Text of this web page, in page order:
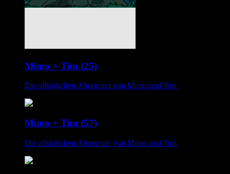
Mimo + Tim (25)
Die alltäglichen Abenteuer von Mimo und Tim.
Mimo + Tim (57)
Die alltäglichen Abenteuer von Mimo und Tim.